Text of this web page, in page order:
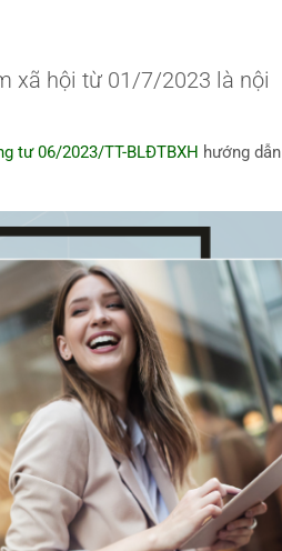
xã hội từ 01/7/2023 là nội
tư 06/2023/TT-BLĐTBXH hướng dẫn